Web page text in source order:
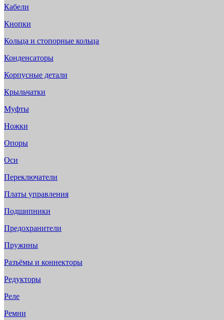
Кабели
Кнопки
Кольца и стопорные кольца
Конденсаторы
Корпусные детали
Крыльчатки
Муфты
Ножки
Опоры
Оси
Переключатели
Платы управления
Подшипники
Предохранители
Пружины
Разъёмы и коннекторы
Редукторы
Реле
Ремни